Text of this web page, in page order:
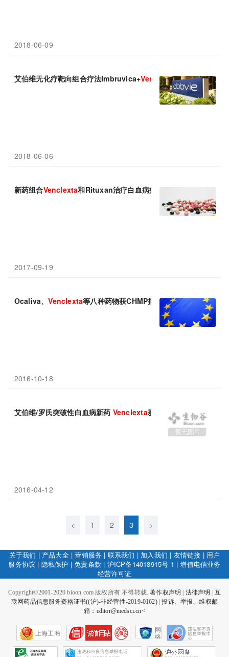
2018-06-09
艾伯维无化疗靶向组合疗法Imbruvica+Venclexta一线治疗CLL/
2018-06-06
新药组合Venclexta和Rituxan治疗白血病效果积极，有望告别化疗
2017-09-19
Ocaliva、Venclexta等八种药物获CHMP批准
2016-10-18
艾伯维/罗氏突破性白血病新药 Venclexta获FDA批准
2016-04-12
< 1 2 3 >
关于我们 | 产品大全|营销服务 | 联系我们 | 加入我们 | 友情链接 | 用户
服务协议 | 隐私保护 |免责条款 | 沪ICP备14018915号-1 |增值电信业务
经营许可证
Copyright©2001-2020 bioon.com 版权所有 不得转载.著作权声明 法律声明
互
联网药品信息服务资格证书((沪)-非经营性-2019-0162)|投诉、举报、维权邮
箱：editor@medsci.cn<
上海工商
网
络
会